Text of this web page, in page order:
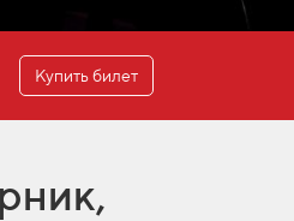
Купить билет